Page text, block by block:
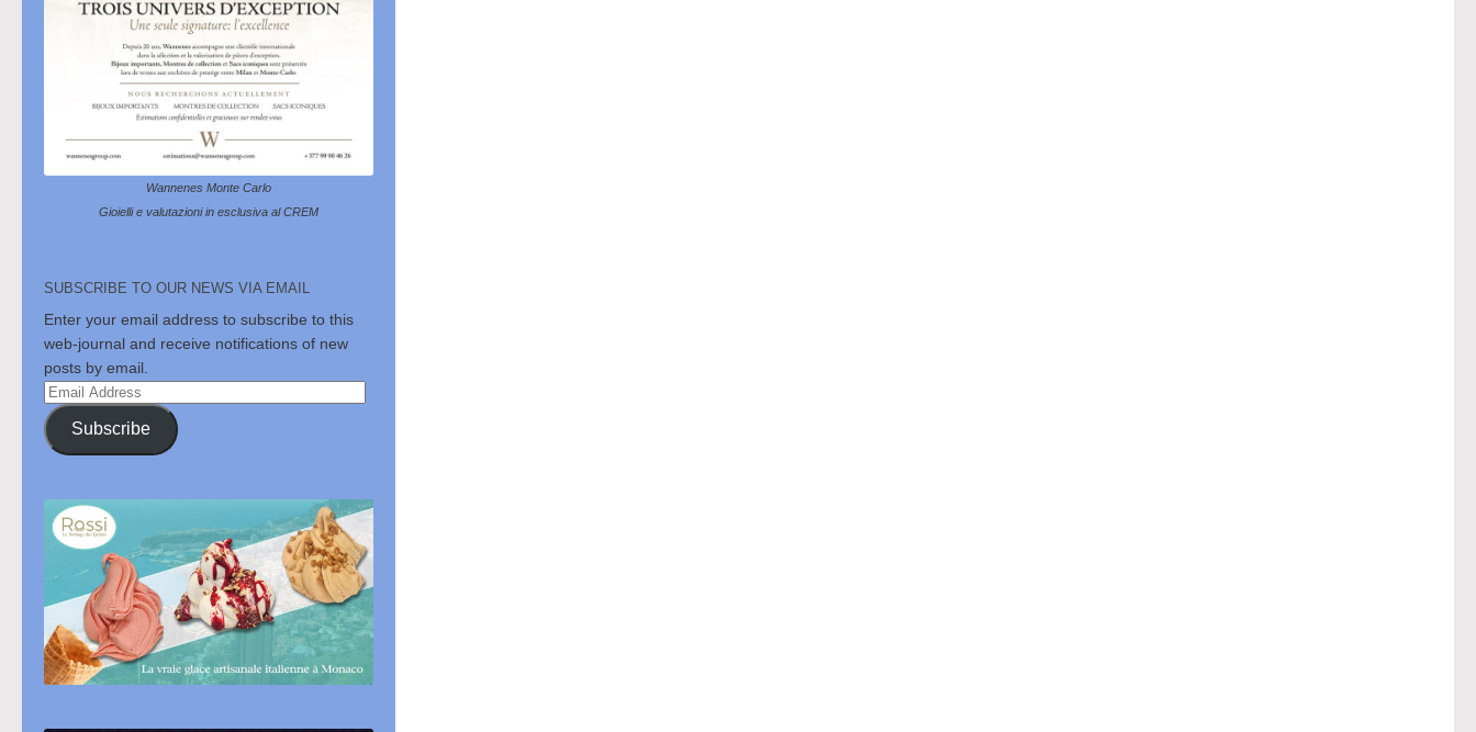
Wannenes Monte Carlo
Gioielli e valutazioni in esclusiva al CREM
SUBSCRIBE TO OUR NEWS VIA EMAIL
Enter your email address to subscribe to this
web-journal and receive notifications of new
posts by email.
Email
Address
Subscribe